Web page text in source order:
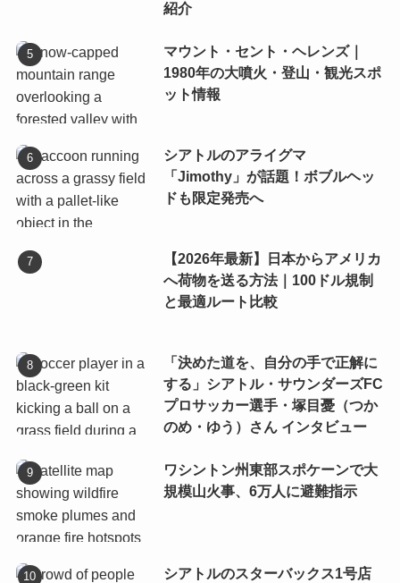
紹介
マウント・セント・ヘレンズ｜
1980年の大噴火・登山・観光スポ
ット情報
シアトルのアライグマ
「Jimothy」が話題！ボブルヘッ
ドも限定発売へ
【2026年最新】日本からアメリカ
へ荷物を送る方法｜100ドル規制
と最適ルート比較
「決めた道を、自分の手で正解に
する」シアトル・サウンダーズFC
プロサッカー選手・塚目憂（つか
のめ・ゆう）さん インタビュー
ワシントン州東部スポケーンで大
規模山火事、6万人に避難指示
シアトルのスターバックス1号店